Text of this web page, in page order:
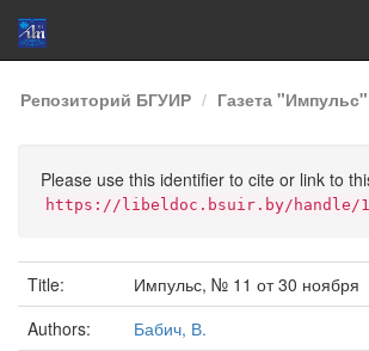
Skip
navigation
Репозиторий БГУИР Газета "Импульс"
Please use this identifier to cite or link to
https://libeldoc.bsuir.by/handle/
Title:
Импульс, № 11 от 30 ноября
Authors:
Бабич, В.